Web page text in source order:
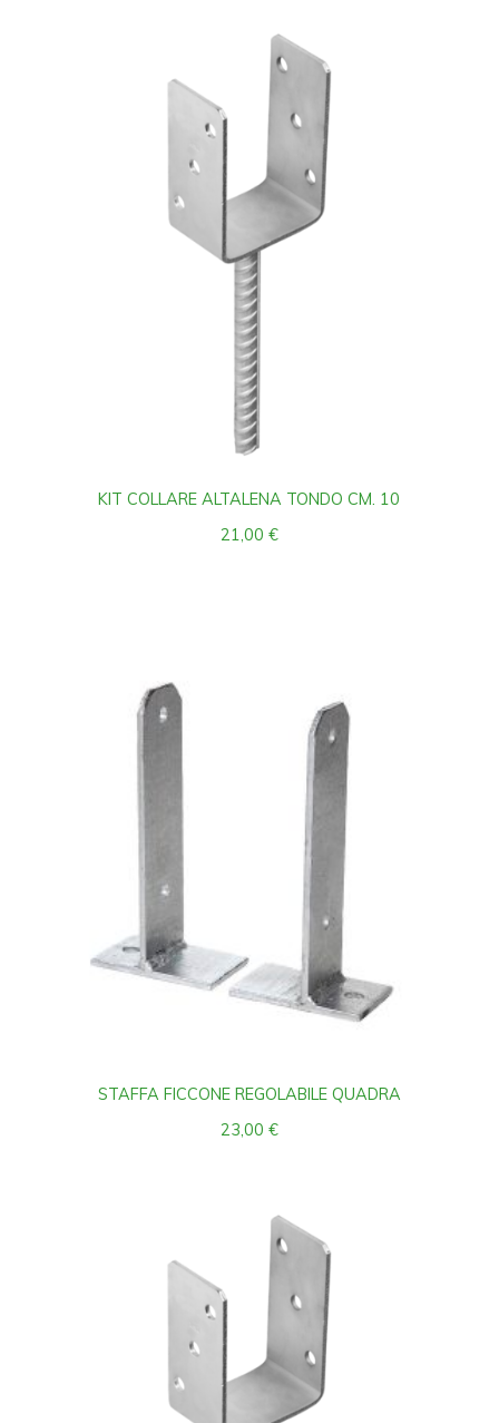
KIT COLLARE ALTALENA TONDO CM. 10
21,00 €
STAFFA FICCONE REGOLABILE QUADRA
23,00 €